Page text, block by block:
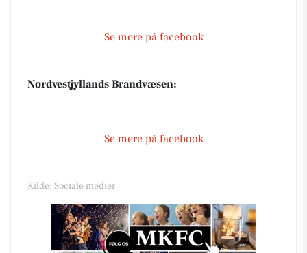
Se mere på facebook
Nordvestjyllands Brandvæsen:
Se mere på facebook
Kilde: Sociale medier